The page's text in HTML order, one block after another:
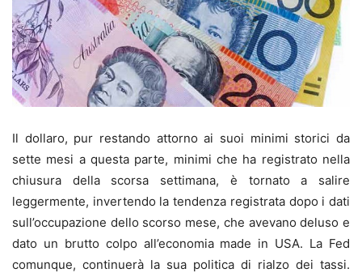
Il dollaro, pur restando attorno ai suoi minimi storici da
sette mesi a questa parte, minimi che ha registrato nella
chiusura della scorsa settimana, è tornato a salire
leggermente, invertendo la tendenza registrata dopo i dati
sull’occupazione dello scorso mese, che avevano deluso e
dato un brutto colpo all’economia made in USA. La Fed
comunque, continuerà la sua politica di rialzo dei tassi.